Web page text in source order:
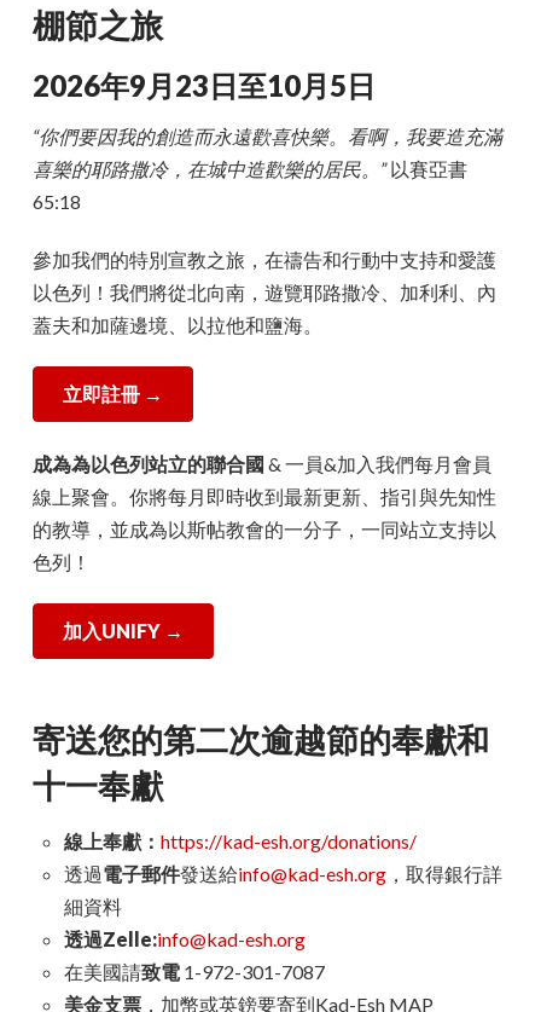
棚節之旅
2026年9月23日至10月5日
“你們要因我的創造而永遠歡喜快樂。看啊，我要造充滿
喜樂的耶路撒冷，在城中造歡樂的居民。”以賽亞書
65:18
參加我們的特別宣教之旅，在禱告和行動中支持和愛護
以色列！我們將從北向南，遊覽耶路撒冷、加利利、內
蓋夫和加薩邊境、以拉他和鹽海。
立即註冊 →
成為為以色列站立的聯合國 & 一員&加入我們每月會員
線上聚會。你將每月即時收到最新更新、指引與先知性
的教導，並成為以斯帖教會的一分子，一同站立支持以
色列！
加入UNIFY →
寄送您的第二次逾越節的奉獻和
十一奉獻
線上奉獻：https://kad-esh.org/donations/
透過電子郵件發送給info@kad-esh.org ，取得銀行詳
細資料
透過Zelle:info@kad-esh.org
在美國請致電1-972-301-7087
美金支票 ，加幣或英鎊要寄到Kad-Esh MAP